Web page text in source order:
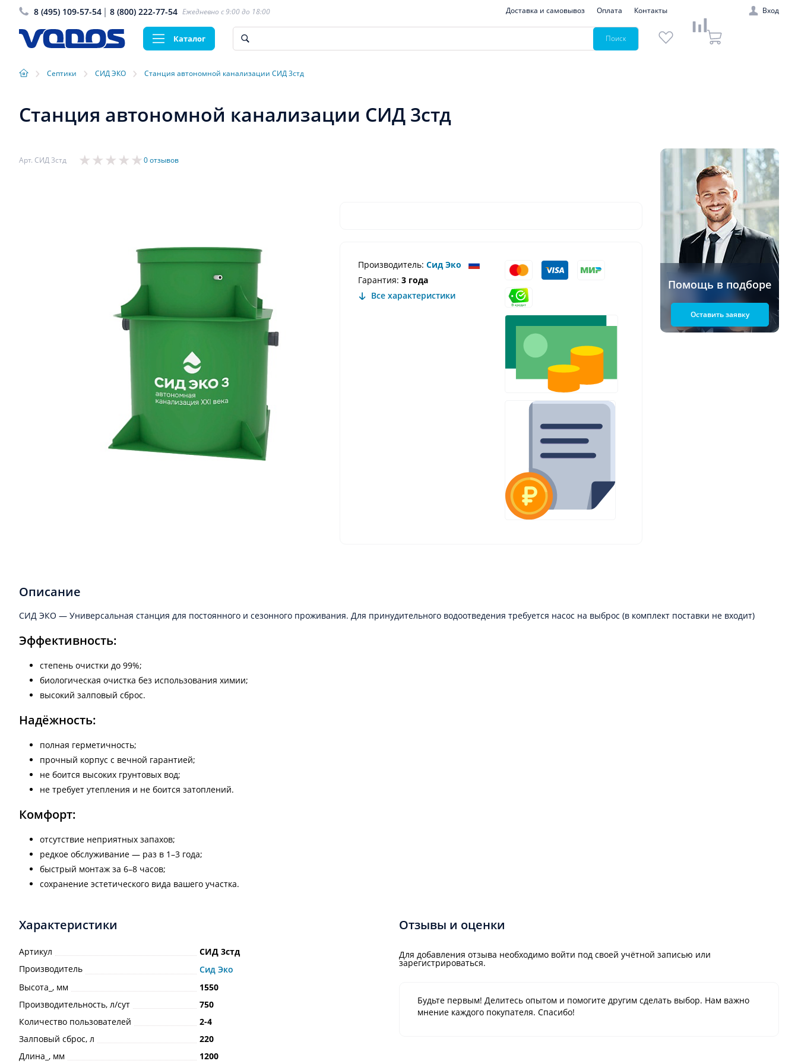
8 (495) 109-57-54 8 (800) 222-77-54 Ежедневно с 9:00 до 18:00 Доставка и самовывоз Оплата Контакты Вход
Каталог Поиск
› Септики › СИД ЭКО › Станция автономной канализации СИД 3стд
Станция автономной канализации СИД 3стд
Арт. СИД 3стд 0 отзывов
Производитель: Сид Эко
Гарантия: 3 года
Все характеристики
Помощь в подборе
Оставить заявку
Описание
СИД ЭКО — Универсальная станция для постоянного и сезонного проживания. Для принудительного водоотведения требуется насос на выброс (в комплект поставки не входит)
Эффективность:
степень очистки до 99%;
биологическая очистка без использования химии;
высокий залповый сброс.
Надёжность:
полная герметичность;
прочный корпус с вечной гарантией;
не боится высоких грунтовых вод;
не требует утепления и не боится затоплений.
Комфорт:
отсутствие неприятных запахов;
редкое обслуживание — раз в 1–3 года;
быстрый монтаж за 6–8 часов;
сохранение эстетического вида вашего участка.
Характеристики
Артикул
СИД 3стд
Производитель
Сид Эко
Высота_, мм
1550
Производительность, л/сут
750
Количество пользователей
2-4
Залповый сброс, л
220
Длина_, мм
1200
Отзывы и оценки
Для добавления отзыва необходимо войти под своей учётной записью или
зарегистрироваться.
Будьте первым! Делитесь опытом и помогите другим сделать выбор. Нам важно
мнение каждого покупателя. Спасибо!